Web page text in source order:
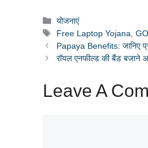
Categories
योजनाएं
Tags
Free Laptop Yojana ,
Papaya Benefits: जानिए
रॉयल एनफील्ड की बैंड बजाने
Leave A